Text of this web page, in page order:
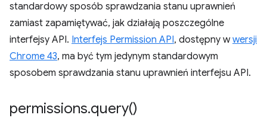
standardowy sposób sprawdzania stanu uprawnień
zamiast zapamiętywać, jak działają poszczególne
interfejsy API. Interfejs Permission API, dostępny wwersji
Chrome 43, ma być tym jedynym standardowym
sposobem sprawdzania stanu uprawnień interfejsu API.
permissions.query()